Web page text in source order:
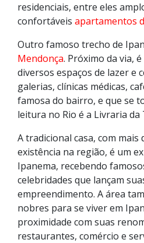
residenciais, entre eles
confortáveis apartamentos
Outro famoso trecho de
Mendonça. Próximo da via,
diversos espaços de lazer e
galerias, clínicas médicas,
famosa do bairro, e que se
leitura no Rio é a Livraria da
A tradicional casa, com mais
existência na região, é um
Ipanema, recebendo
celebridades que lançam
empreendimento. A área
nobres para se viver em
proximidade com suas
restaurantes, comércio e